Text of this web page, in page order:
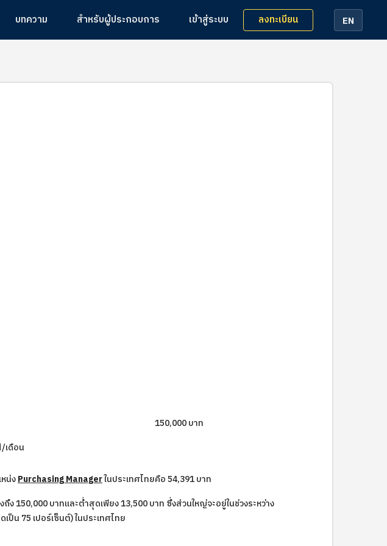
บทความ สำหรับผู้ประกอบการ เข้าสู่ระบบ ลงทะเบียน EN
150,000 บาท
/เดือน
น่งPurchasing Managerในประเทศไทยคือ 54,391 บาท
150,000 บาทและต่ำสุดเพียง 13,500 บาท ซึ่งส่วนใหญ่จะอยู่ในช่วงระหว่าง
ป็น 75 เปอร์เซ็นต์) ในประเทศไทย